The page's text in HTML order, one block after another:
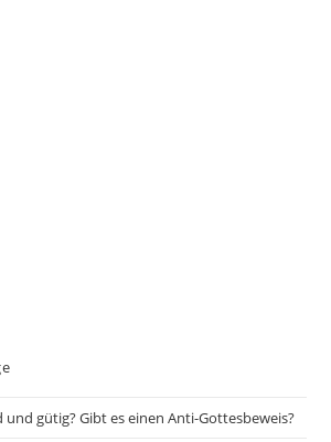
und gütig? Gibt es einen Anti-Gottesbeweis?